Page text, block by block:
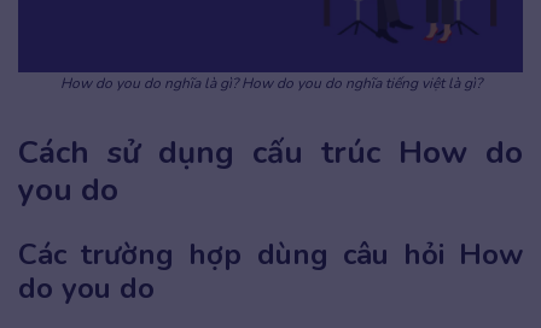
How do you do nghĩa là gì? How do you do nghĩa tiếng việt là gì?
Cách sử dụng cấu trúc How do
you do
Các trường hợp dùng câu hỏi How
do you do